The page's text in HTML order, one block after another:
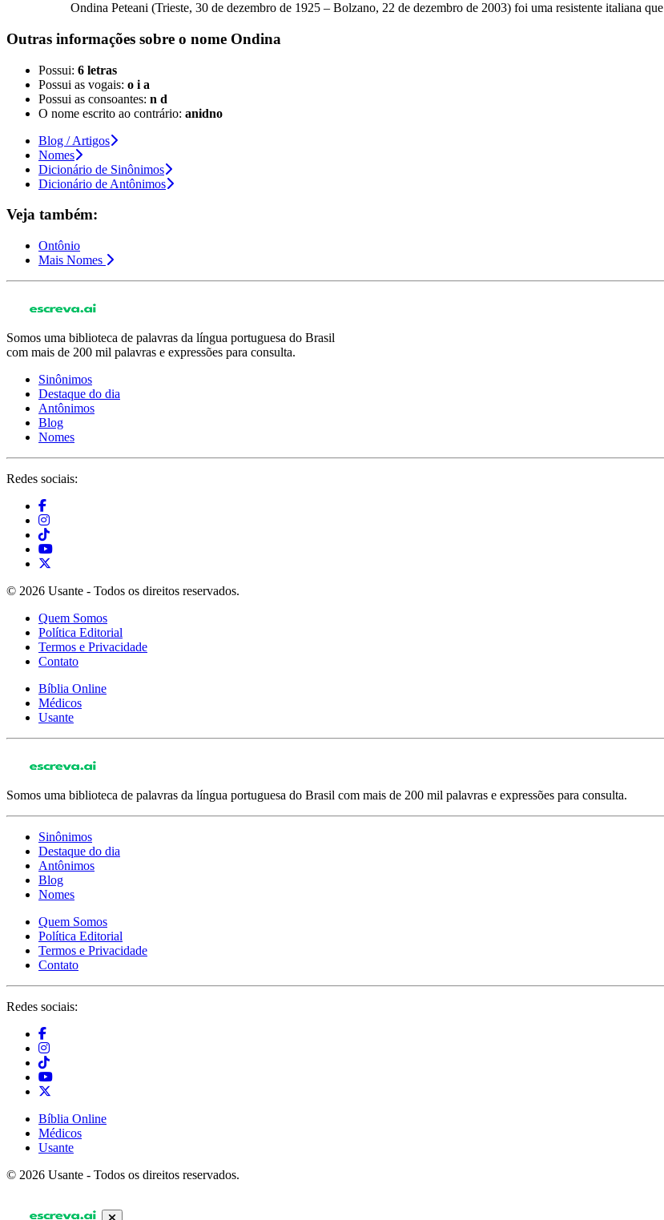
Ondina Peteani (Trieste, 30 de dezembro de 1925 – Bolzano, 22 de dezembro de 2003) foi uma resistente italiana
Outras informações sobre o nome Ondina
Possui: 6 letras
Possui as vogais: o i a
Possui as consoantes: n d
O nome escrito ao contrário: anidno
Blog / Artigos
Nomes
Dicionário de Sinônimos
Dicionário de Antônimos
Veja também:
Ontônio
Mais Nomes
Somos uma biblioteca de palavras da língua portuguesa do Brasil
com mais de 200 mil palavras e expressões para consulta.
Sinônimos
Destaque do dia
Antônimos
Blog
Nomes
Redes sociais:
© 2026 Usante - Todos os direitos reservados.
Quem Somos
Política Editorial
Termos e Privacidade
Contato
Bíblia Online
Médicos
Usante
Somos uma biblioteca de palavras da língua portuguesa do Brasil com mais de 200 mil palavras e expressões para consulta.
Sinônimos
Destaque do dia
Antônimos
Blog
Nomes
Quem Somos
Política Editorial
Termos e Privacidade
Contato
Redes sociais:
Bíblia Online
Médicos
Usante
© 2026 Usante - Todos os direitos reservados.